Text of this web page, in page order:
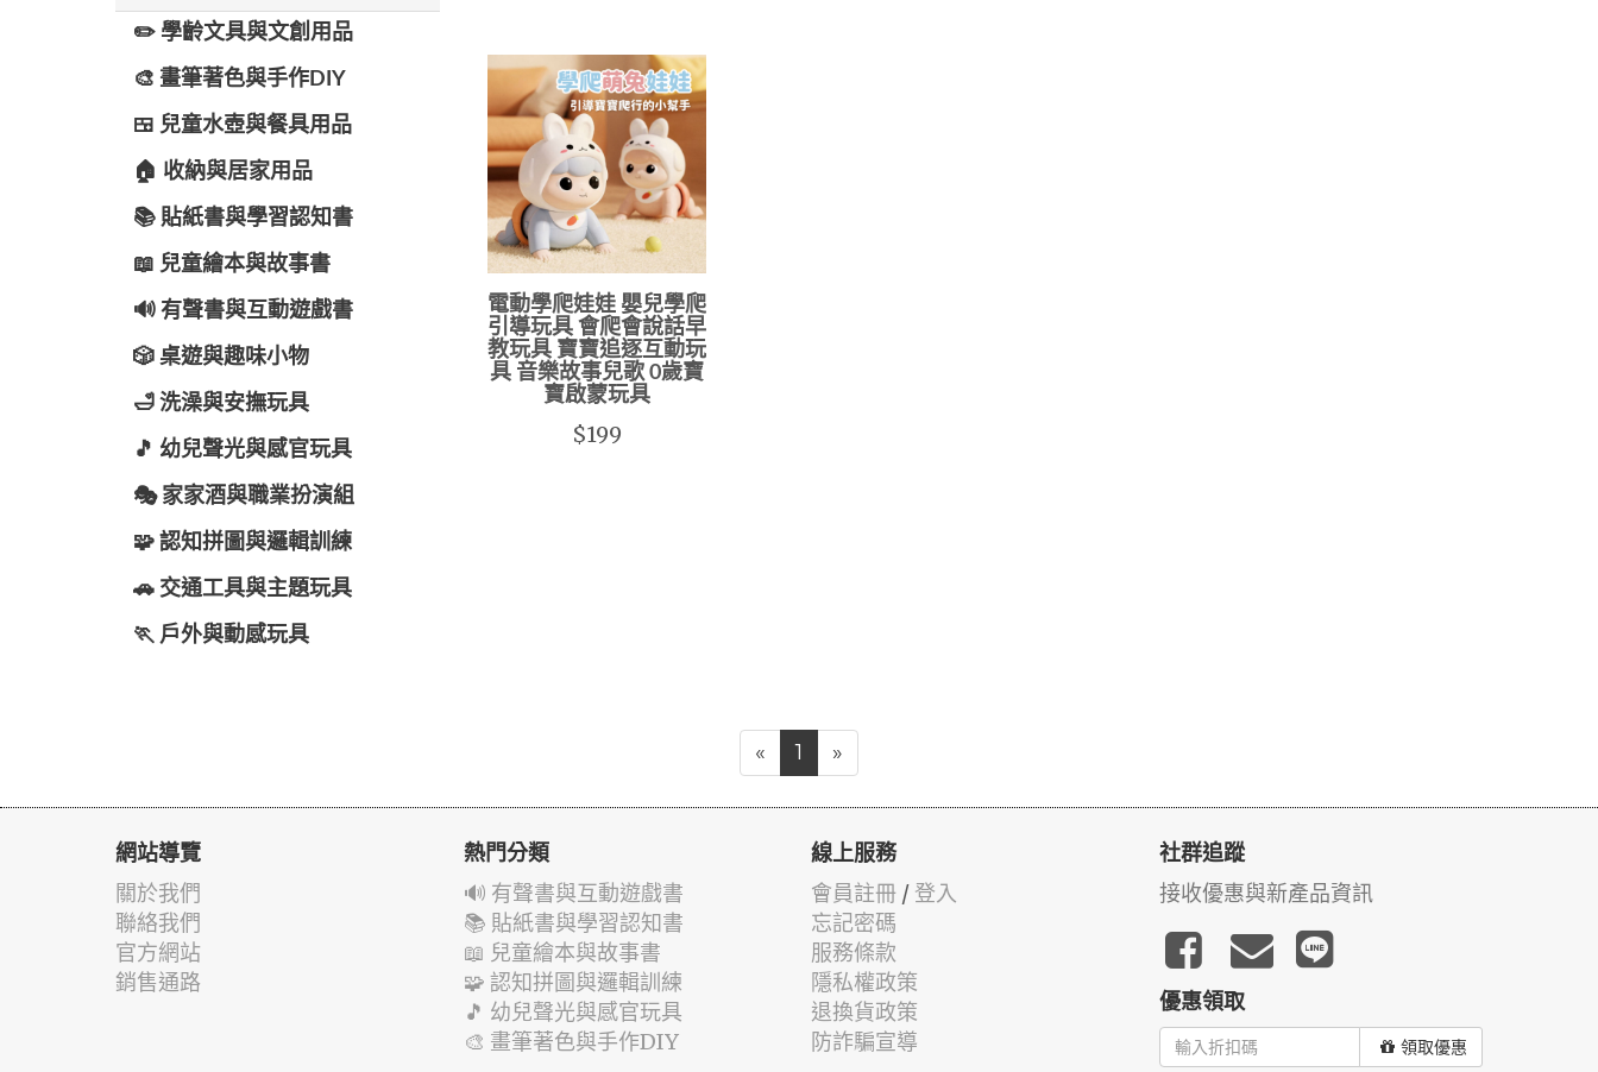
✏️ 學齡文具與文創用品
🎨 畫筆著色與手作DIY
🍱 兒童水壺與餐具用品
🏠 收納與居家用品
📚 貼紙書與學習認知書
📖 兒童繪本與故事書
🔊 有聲書與互動遊戲書
🎲 桌遊與趣味小物
🛁 洗澡與安撫玩具
🎵 幼兒聲光與感官玩具
🎭 家家酒與職業扮演組
🧩 認知拼圖與邏輯訓練
🚗 交通工具與主題玩具
🏃 戶外與動感玩具
電動學爬娃娃 嬰兒學爬
引導玩具 會爬會說話早
教玩具 寶寶追逐互動玩
具 音樂故事兒歌 0歲寶
寶啟蒙玩具
$199
« 1 »
網站導覽
關於我們
聯絡我們
官方網站
銷售通路
熱門分類
🔊 有聲書與互動遊戲書
📚 貼紙書與學習認知書
📖 兒童繪本與故事書
🧩 認知拼圖與邏輯訓練
🎵 幼兒聲光與感官玩具
🎨 畫筆著色與手作DIY
線上服務
會員註冊 / 登入
忘記密碼
服務條款
隱私權政策
退換貨政策
防詐騙宣導
社群追蹤
接收優惠與新產品資訊
優惠領取
領取優惠